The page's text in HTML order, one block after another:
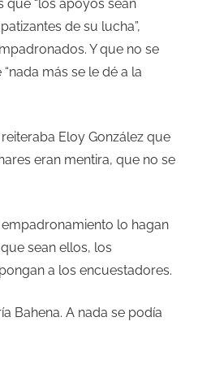
que “los apoyos sean
de su lucha”,
Y que no se
más se le dé a la
Eloy González que
eran mentira, que no se
lo hagan
sean ellos, los
a los encuestadores.
Bahena. A nada se podía